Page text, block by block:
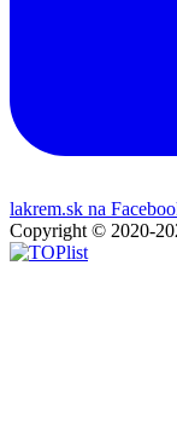
lakrem.sk na
Copyright © 2020-